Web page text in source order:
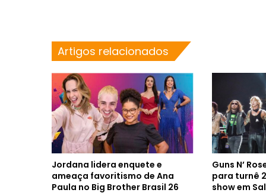
Artigos relacionados
Jordana lidera enquete e
ameaça favoritismo de Ana
Paula no Big Brother Brasil 26
Guns N’
para turnê
show em